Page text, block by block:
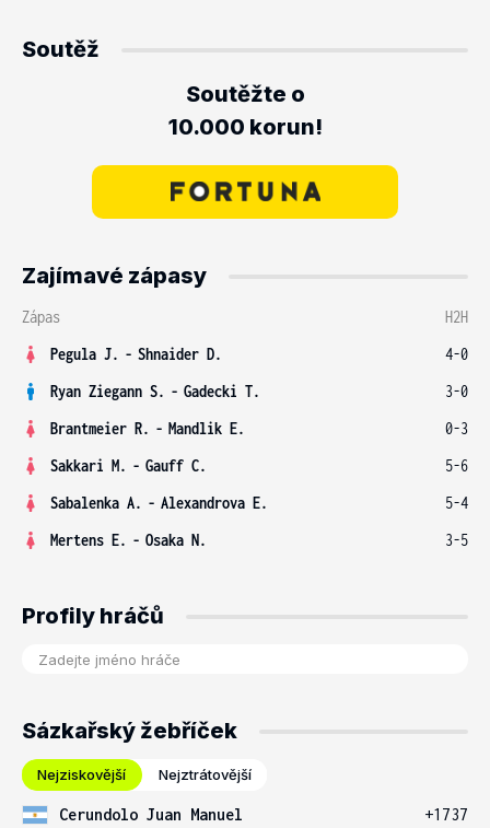
Soutěž
Soutěžte o
10.000 korun!
Zajímavé zápasy
Zápas
H2H
Pegula J. - Shnaider D.
4-0
Ryan Ziegann S. - Gadecki T.
3-0
Brantmeier R. - Mandlik E.
0-3
Sakkari M. - Gauff C.
5-6
Sabalenka A. - Alexandrova E.
5-4
Mertens E. - Osaka N. 3-5
Profily hráčů
Sázkařský žebříček
Nejziskovější Nejztrátovější
Cerundolo Juan Manuel
+1737